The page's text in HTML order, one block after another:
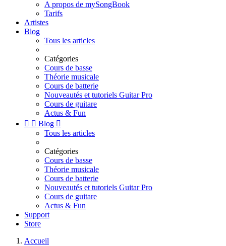
A propos de mySongBook
Tarifs
Artistes
Blog
Tous les articles
Catégories
Cours de basse
Théorie musicale
Cours de batterie
Nouveautés et tutoriels Guitar Pro
Cours de guitare
Actus & Fun
  Blog 
Tous les articles
Catégories
Cours de basse
Théorie musicale
Cours de batterie
Nouveautés et tutoriels Guitar Pro
Cours de guitare
Actus & Fun
Support
Store
Accueil